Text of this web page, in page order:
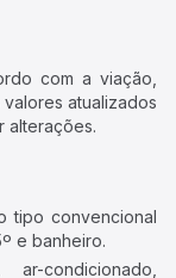
com a viação,
atualizados
alterações.
tipo convencional
e banheiro.
condicionado,